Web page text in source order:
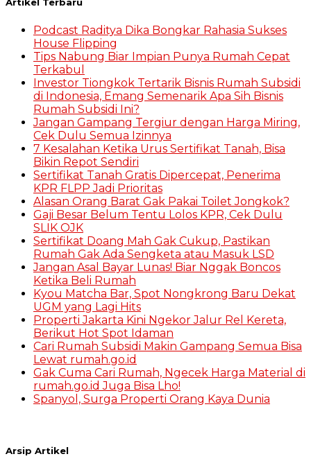
Artikel Terbaru
Podcast Raditya Dika Bongkar Rahasia Sukses
House Flipping
Tips Nabung Biar Impian Punya Rumah Cepat
Terkabul
Investor Tiongkok Tertarik Bisnis Rumah Subsidi
di Indonesia, Emang Semenarik Apa Sih Bisnis
Rumah Subsidi Ini?
Jangan Gampang Tergiur dengan Harga Miring,
Cek Dulu Semua Izinnya
7 Kesalahan Ketika Urus Sertifikat Tanah, Bisa
Bikin Repot Sendiri
Sertifikat Tanah Gratis Dipercepat, Penerima
KPR FLPP Jadi Prioritas
Alasan Orang Barat Gak Pakai Toilet Jongkok?
Gaji Besar Belum Tentu Lolos KPR, Cek Dulu
SLIK OJK
Sertifikat Doang Mah Gak Cukup, Pastikan
Rumah Gak Ada Sengketa atau Masuk LSD
Jangan Asal Bayar Lunas! Biar Nggak Boncos
Ketika Beli Rumah
Kyou Matcha Bar, Spot Nongkrong Baru Dekat
UGM yang Lagi Hits
Properti Jakarta Kini Ngekor Jalur Rel Kereta,
Berikut Hot Spot Idaman
Cari Rumah Subsidi Makin Gampang Semua Bisa
Lewat rumah.go.id
Gak Cuma Cari Rumah, Ngecek Harga Material di
rumah.go.id Juga Bisa Lho!
Spanyol, Surga Properti Orang Kaya Dunia
Arsip Artikel